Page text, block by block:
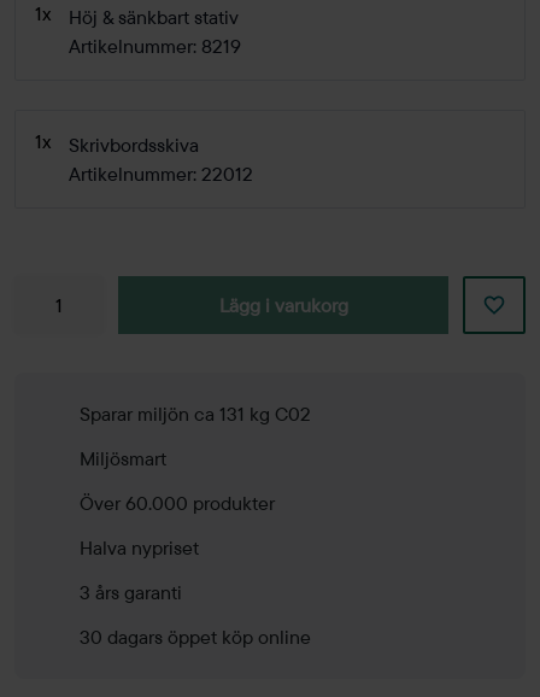
1x
Höj & sänkbart stativ
Artikelnummer: 8219
1x
Skrivbordsskiva
Artikelnummer: 22012
Lägg i varukorg
Sparar miljön ca 131 kg C02
Miljösmart
Över 60.000 produkter
Halva nypriset
3 års garanti
30 dagars öppet köp online